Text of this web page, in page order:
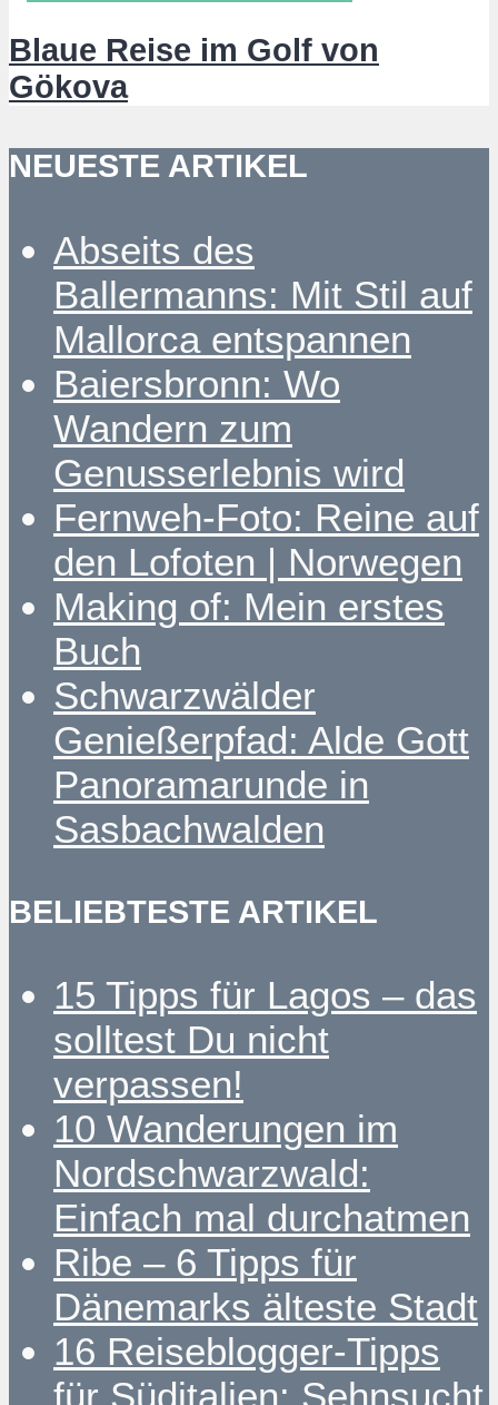
Blaue Reise im Golf von
Gökova
NEUESTE ARTIKEL
Abseits des
Ballermanns: Mit Stil auf
Mallorca entspannen
Baiersbronn: Wo
Wandern zum
Genusserlebnis wird
Fernweh-Foto: Reine auf
den Lofoten | Norwegen
Making of: Mein erstes
Buch
Schwarzwälder
Genießerpfad: Alde Gott
Panoramarunde in
Sasbachwalden
BELIEBTESTE ARTIKEL
15 Tipps für Lagos – das
solltest Du nicht
verpassen!
10 Wanderungen im
Nordschwarzwald:
Einfach mal durchatmen
Ribe – 6 Tipps für
Dänemarks älteste Stadt
16 Reiseblogger-Tipps
für Süditalien: Sehnsucht